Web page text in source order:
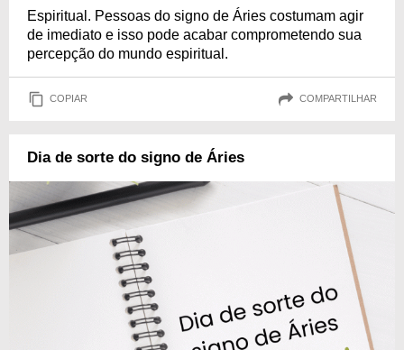
Espiritual. Pessoas do signo de Áries costumam agir
de imediato e isso pode acabar comprometendo sua
percepção do mundo espiritual.
COPIAR COMPARTILHAR
Dia de sorte do signo de Áries